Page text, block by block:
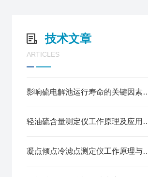
技术文章
ARTICLES
影响硫电解池运行寿
轻油硫含量测定仪工
凝点倾点冷滤点测定仪工作